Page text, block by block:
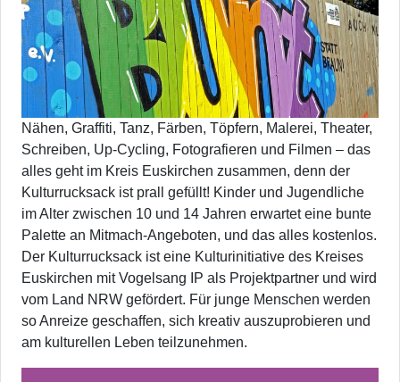
Nähen, Graffiti, Tanz, Färben, Töpfern, Malerei, Theater,
Schreiben, Up-Cycling, Fotografieren und Filmen – das
alles geht im Kreis Euskirchen zusammen, denn der
Kulturrucksack ist prall gefüllt! Kinder und Jugendliche
im Alter zwischen 10 und 14 Jahren erwartet eine bunte
Palette an Mitmach-Angeboten, und das alles kostenlos.
Der Kulturrucksack ist eine Kulturinitiative des Kreises
Euskirchen mit Vogelsang IP als Projektpartner und wird
vom Land NRW gefördert. Für junge Menschen werden
so Anreize geschaffen, sich kreativ auszuprobieren und
am kulturellen Leben teilzunehmen.